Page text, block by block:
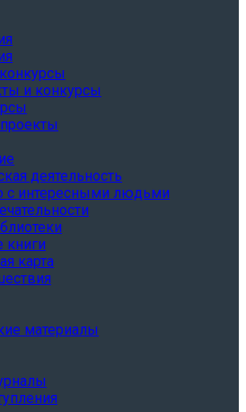
и конкурсы
деятельность
с интересными людьми
книги
карта
материалы